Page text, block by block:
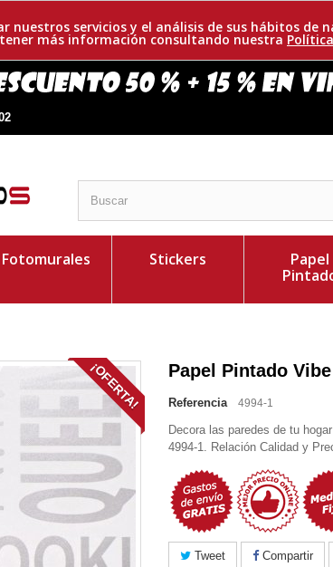
servicios y el análisis de sus hábitos de
más información consultando nuestra
Fotomurales Stickers
Papel
¡OFERTA! Papel Pintado
Referencia 4994-1
Decora las paredes de tu
4994-1. Relación Calidad y
Tweet Compartir